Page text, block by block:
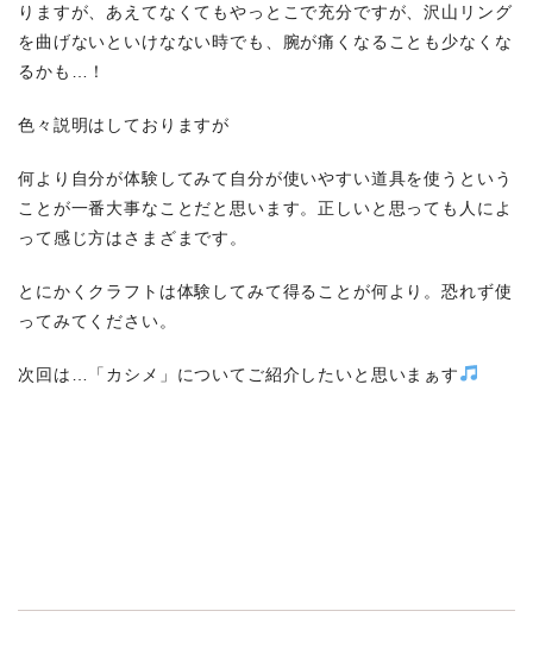
りますが、あえてなくてもやっとこで充分ですが、沢山リング
を曲げないといけなない時でも、腕が痛くなることも少なくな
るかも…！
色々説明はしておりますが
何より自分が体験してみて自分が使いやすい道具を使うという
ことが一番大事なことだと思います。正しいと思っても人によ
って感じ方はさまざまです。
とにかくクラフトは体験してみて得ることが何より。恐れず使
ってみてください。
次回は…「カシメ」についてご紹介したいと思いまぁす